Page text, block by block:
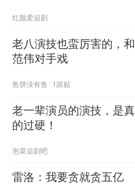
红颜爱追剧
老八演技也蛮厉害的，和
范伟对手戏
鱼饼没有鱼 1跟贴
老一辈演员的演技，是真
的过硬！
泡菜追剧吧
雷洛：我要贪就贪五亿